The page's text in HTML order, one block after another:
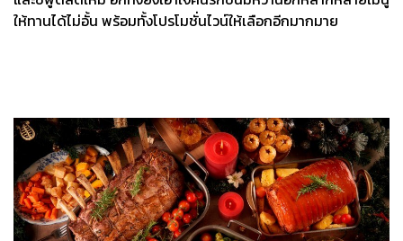
ให้ทานได้ไม่อั้น พร้อมทั้งโปรโมชั่นไวน์ให้เลือกอีกมากมาย